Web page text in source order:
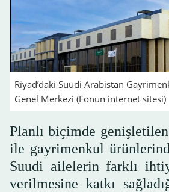
Riyad’daki Suudi Arabistan
Genel Merkezi (Fonun internet sitesi)
Planlı biçimde
ile gayrimenkul
Suudi ailelerin farklı
verilmesine katkı